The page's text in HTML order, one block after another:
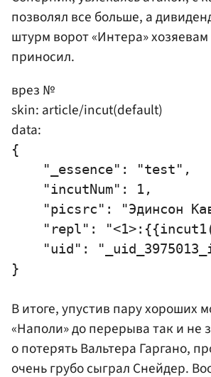
позволял все больше, а
штурм ворот «Интера» хозяевам
приносил.
врез №
skin: article/incut(default)
data:
{
    "_essence": "test",
    "incutNum": 1,
"picsrc": "Эдинсон
"repl":
"uid":
В итоге, упустив пару хороших
«Наполи» до перерыва так и не
о потерятьВальтера Гаргано,
очень грубо сыграл Снейдер.